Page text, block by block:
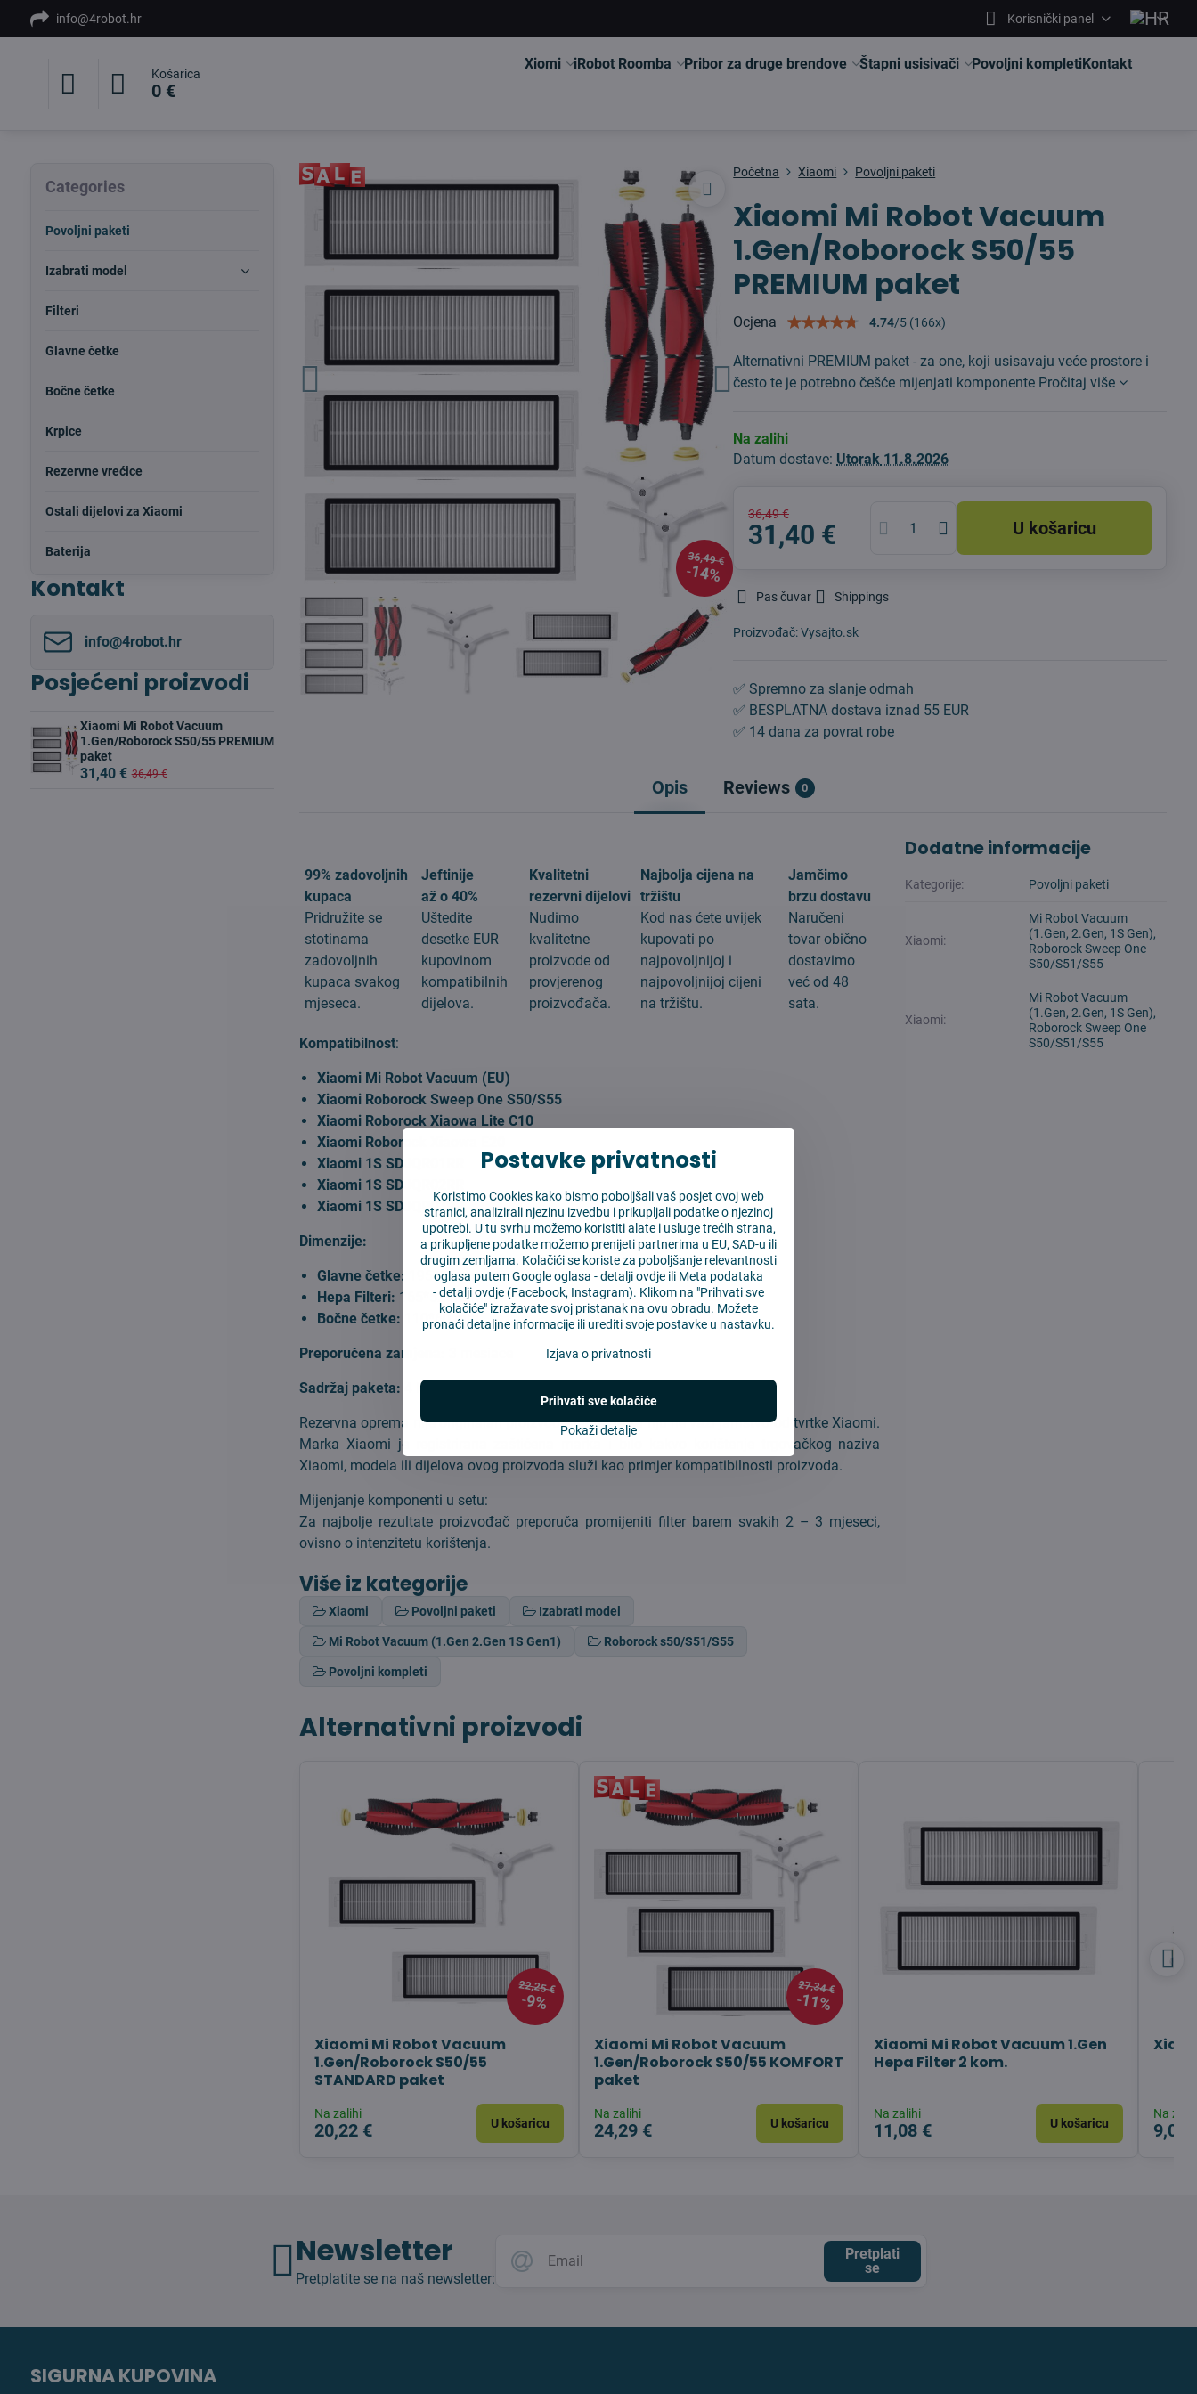
info@4robot.hr Korisnički panel
Košarica
0 €
Xiomi iRobot Roomba Pribor za druge brendove Štapni usisivači Povoljni kompletiKontakt
36,49 €
14%
Početna Xiaomi Povoljni paketi
Xiaomi Mi Robot Vacuum
1.Gen/Roborock S50/55
PREMIUM paket
Ocjena 4.74/5 (166x)
Alternativni PREMIUM paket - za one, koji usisavaju veće prostore i
često te je potrebno češće mijenjati komponente Pročitaj više
Na zalihi
Datum dostave: Utorak 11.8.2026
36,49 €
31,40 € U košaricu
Pas čuvar Shippings
Proizvođač:Vysajto.sk
✅ Spremno za slanje odmah
✅ BESPLATNA dostava iznad 55 EUR
✅ 14 dana za povrat robe
Opis Reviews 0
99% zadovoljnih
kupaca
Pridružite se
stotinama
zadovoljnih
kupaca svakog
mjeseca.
Jeftinije
až o 40%
Uštedite
desetke EUR
kupovinom
kompatibilnih
dijelova.
Kvalitetni
rezervni dijelovi
Nudimo
kvalitetne
proizvode od
provjerenog
proizvođača.
Najbolja cijena na
tržištu
Kod nas ćete uvijek
kupovati po
najpovoljnijoj i
najpovoljnijoj cijeni
na tržištu.
Jamčimo
brzu dostavu
Naručeni
tovar obično
dostavimo
već od 48
sata.
Kompatibilnost:
Xiaomi Mi Robot Vacuum (EU)
Xiaomi Roborock Sweep One S50/S55
Xiaomi Roborock Xiaowa Lite C10
Xiaomi Roborock Xiaowa E20
Xiaomi 1S SDJQR01RR
Xiaomi 1S SDJQR02RR
Xiaomi 1S SDJQR03RR
Dimenzije:
Glavne četke:
195*35 mm
Hepa Filteri: 165*52*13 mm
Bočne četke:
110*60 mm
Preporučena zamjena:
Sadržaj paketa: 4 kom filtrov, 2 kom glavne četke, 2 kom bočne četke
Rezervna oprema nije originalan proizvod Xiaomi te za nju ne važi jamstvo od tvrtke Xiaomi.
Marka Xiaomi je registrirana zaštićena marka i bilo kakvo korištenje trgovačkog naziva
Xiaomi, modela ili dijelova ovog proizvoda služi kao primjer kompatibilnosti proizvoda.
Mijenjanje komponenti u setu:
Za najbolje rezultate proizvođač preporuča promijeniti filter barem svakih 2 – 3 mjeseci,
ovisno o intenzitetu korištenja.
Više iz kategorije
Xiaomi Povoljni paketi Izabrati model
Mi Robot Vacuum (1.Gen 2.Gen 1S Gen1) Roborock s50/S51/S55
Povoljni kompleti
Dodatne informacije
Kategorije: Povoljni paketi
Xiaomi:
Mi Robot Vacuum
(1.Gen, 2.Gen, 1S Gen),
Roborock Sweep One
S50/S51/S55
Xiaomi:
Mi Robot Vacuum
(1.Gen, 2.Gen, 1S Gen),
Roborock Sweep One
S50/S51/S55
Alternativni proizvodi
22,25 €
9%
Xiaomi Mi Robot Vacuum
1.Gen/Roborock S50/55
STANDARD paket
Na zalihi
20,22 € U košaricu
27,34 €
11%
Xiaomi Mi Robot Vacuum
1.Gen/Roborock S50/55 KOMFORT
paket
Na zalihi
24,29 € U košaricu
Xiaomi Mi Robot Vacuum 1.Gen
Hepa Filter 2 kom.
Na zalihi
11,08 € U košaricu
Na
9,04
Categories
Povoljni paketi
Izabrati model
Filteri
Glavne četke
Bočne četke
Krpice
Rezervne vrećice
Ostali dijelovi za Xiaomi
Baterija
Kontakt
info​@4robot​.hr
Posjećeni proizvodi
Xiaomi Mi Robot Vacuum
1.Gen/Roborock S50/55 PREMIUM
paket
31,40 € 36,49 €
Newsletter
Pretplatite se na naš newsletter:
Pretplati
se
SIGURNA KUPOVINA
Postavke privatnosti
Koristimo Cookies kako bismo poboljšali vaš posjet ovoj web
stranici, analizirali njezinu izvedbu i prikupljali podatke o njezinoj
upotrebi. U tu svrhu možemo koristiti alate i usluge trećih strana,
a prikupljene podatke možemo prenijeti partnerima u EU, SAD-u ili
drugim zemljama. Kolačići se koriste za poboljšanje relevantnosti
oglasa putem Google oglasa -detalji ovdje ili Meta podataka
-detalji ovdje (Facebook, Instagram). Klikom na "Prihvati sve
kolačiće" izražavate svoj pristanak na ovu obradu. Možete
pronaći detaljne informacije ili urediti svoje postavke u nastavku.
Izjava o privatnosti
Pokaži detalje
Prihvati sve kolačiće